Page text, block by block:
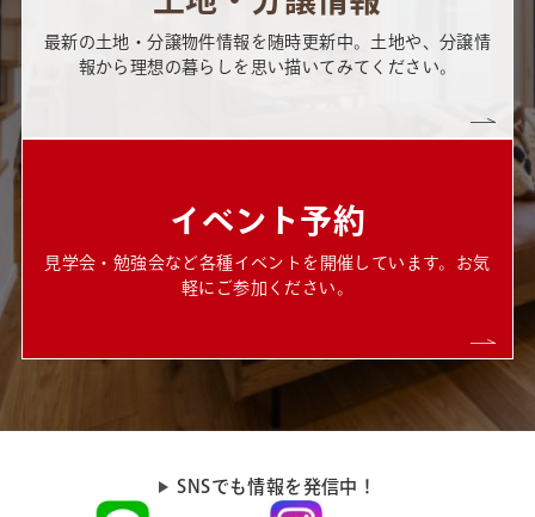
最新の土地・分譲物件情報を随時更新中。土地や、分譲情
報から理想の暮らしを思い描いてみてください。
イベント予約
見学会・勉強会など各種イベントを開催しています。お気
軽にご参加ください。
SNSでも情報を発信中！